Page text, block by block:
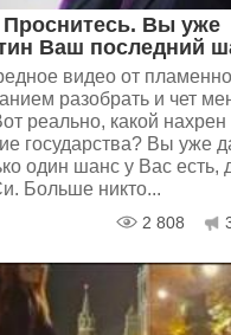
Вы уже
Ваш последний
видео от
разобрать и чет
реально, какой нахрен
государства? Вы уже
один шанс у Вас есть,
Больше никто...
2 808